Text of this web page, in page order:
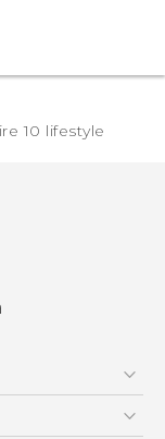
10 lifestyle‎